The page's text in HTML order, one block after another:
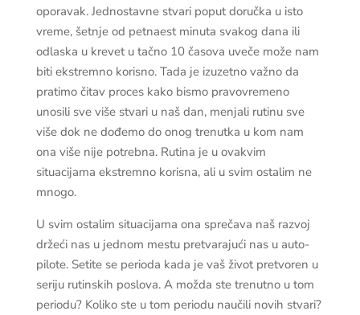
oporavak. Jednostavne stvari poput doručka u isto
vreme, šetnje od petnaest minuta svakog dana ili
odlaska u krevet u tačno 10 časova uveče može nam
biti ekstremno korisno. Tada je izuzetno važno da
pratimo čitav proces kako bismo pravovremeno
unosili sve više stvari u naš dan, menjali rutinu sve
više dok ne dođemo do onog trenutka u kom nam
ona više nije potrebna. Rutina je u ovakvim
situacijama ekstremno korisna, ali u svim ostalim ne
mnogo.
U svim ostalim situacijama ona sprečava naš razvoj
držeći nas u jednom mestu pretvarajući nas u auto-
pilote. Setite se perioda kada je vaš život pretvoren u
seriju rutinskih poslova. A možda ste trenutno u tom
periodu? Koliko ste u tom periodu naučili novih stvari?